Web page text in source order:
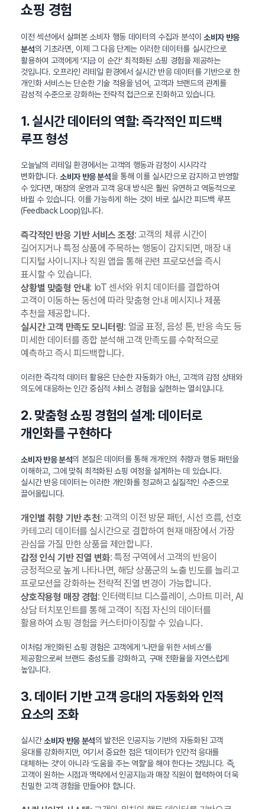
쇼핑 경험
이전 섹션에서 살펴본 소비자 행동 데이터의 수집과 분석이소비자 반응
분석의 기초라면, 이제 그 다음 단계는 이러한 데이터를 실시간으로
활용하여 고객에게 ‘지금 이 순간’ 최적화된 쇼핑 경험을 제공하는
것입니다. 오프라인 리테일 환경에서 실시간 반응 데이터를 기반으로 한
개인화 서비스는 단순한 기술 적용을 넘어, 고객과 브랜드의 관계를
감성적 수준으로 강화하는 전략적 접근으로 진화하고 있습니다.
1. 실시간 데이터의 역할: 즉각적인 피드백
루프 형성
오늘날의 리테일 환경에서는 고객의 행동과 감정이 시시각각
변화합니다. 소비자 반응 분석을 통해 이를 실시간으로 감지하고 반영할
수 있다면, 매장의 운영과 고객 응대 방식은 훨씬 유연하고 역동적으로
바뀔 수 있습니다. 이를 가능하게 하는 것이 바로 실시간 피드백 루프
(Feedback Loop)입니다.
즉각적인 반응 기반 서비스 조정: 고객의 체류 시간이
길어지거나 특정 상품에 주목하는 행동이 감지되면, 매장 내
디지털 사이니지나 직원 앱을 통해 관련 프로모션을 즉시
표시할 수 있습니다.
상황별 맞춤형 안내: IoT 센서와 위치 데이터를 결합하여
고객이 이동하는 동선에 따라 맞춤형 안내 메시지나 제품
추천을 제공합니다.
실시간 고객 만족도 모니터링: 얼굴 표정, 음성 톤, 반응 속도 등
미세한 데이터를 종합 분석해 고객 만족도를 수학적으로
예측하고 즉시 피드백합니다.
이러한 즉각적 데이터 활용은 단순한 자동화가 아닌, 고객의 감정 상태와
의도에 대응하는 인간 중심적 서비스 경험을 실현하는 열쇠입니다.
2. 맞춤형 쇼핑 경험의 설계: 데이터로
개인화를 구현하다
소비자 반응 분석의 본질은 데이터를 통해 개개인의 취향과 행동 패턴을
이해하고, 그에 맞춰 최적화된 쇼핑 여정을 설계하는 데 있습니다.
실시간 반응 데이터는 이러한 개인화를 정교하고 실질적인 수준으로
끌어올립니다.
개인별 취향 기반 추천: 고객의 이전 방문 패턴, 시선 흐름, 선호
카테고리 데이터를 실시간으로 결합하여 현재 매장에서 가장
관심을 가질 만한 상품을 제안합니다.
감정 인식 기반 진열 변화: 특정 구역에서 고객의 반응이
긍정적으로 높게 나타나면, 해당 상품군의 노출 빈도를 늘리고
프로모션을 강화하는 전략적 진열 변경이 가능합니다.
상호작용형 매장 경험: 인터랙티브 디스플레이, 스마트 미러, AI
상담 터치포인트를 통해 고객이 직접 자신의 데이터를
활용하여 쇼핑 경험을 커스터마이징할 수 있습니다.
이처럼 개인화된 쇼핑 경험은 고객에게 ‘나만을 위한 서비스’를
제공함으로써 브랜드 충성도를 강화하고, 구매 전환율을 자연스럽게
높입니다.
3. 데이터 기반 고객 응대의 자동화와 인적
요소의 조화
실시간소비자 반응 분석의 발전은 인공지능 기반의 자동화된 고객
응대를 강화하지만, 여기서 중요한 점은 ‘데이터가 인간적 응대를
대체하는 것’이 아니라 ‘도움을 주는 역할’을 해야 한다는 것입니다. 즉,
고객이 원하는 시점과 맥락에서 인공지능과 매장 직원이 협력하여 더욱
친밀한 고객 경험을 만들어야 합니다.